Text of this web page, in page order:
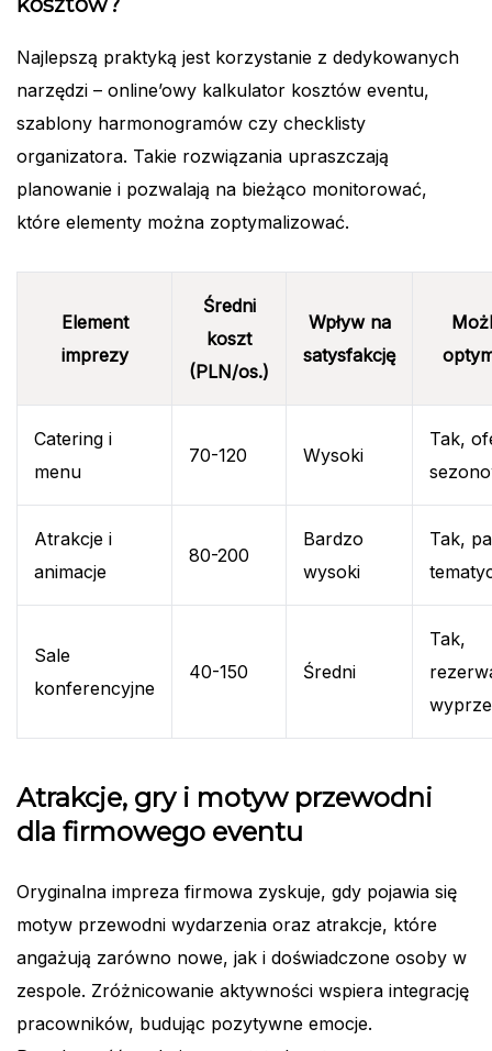
Najlepszą praktyką jest korzystanie z dedykowanych
narzędzi – online’owy kalkulator kosztów eventu,
szablony harmonogramów czy checklisty
organizatora. Takie rozwiązania upraszczają
planowanie i pozwalają na bieżąco monitorować,
które elementy można zoptymalizować.
Element
imprezy
Średni
koszt
(PLN/os.)
Wpływ na
satysfakcję
Catering i
menu
70-120 Wysoki
Tak,
Atrakcje i
animacje
80-200
Bardzo
wysoki
Tak,
Sale
konferencyjne
40-150 Średni
Tak,
Atrakcje, gry i motyw przewodni
dla firmowego eventu
Oryginalna impreza firmowa zyskuje, gdy pojawia się
motyw przewodni wydarzenia oraz atrakcje, które
angażują zarówno nowe, jak i doświadczone osoby w
zespole. Zróżnicowanie aktywności wspiera integrację
pracowników, budując pozytywne emocje.